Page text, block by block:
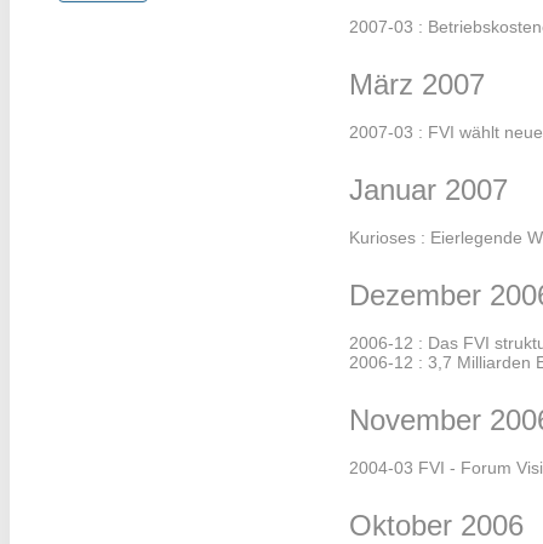
2007-03 :
März 2007
2007-03 : FVI wählt
Januar 2007
Kurioses : Eierlegende
Dezember
2006-12 : Das FVI
2006-12 : 3,7 Milliarden
November
2004-03 FVI - Forum
Oktober 2006